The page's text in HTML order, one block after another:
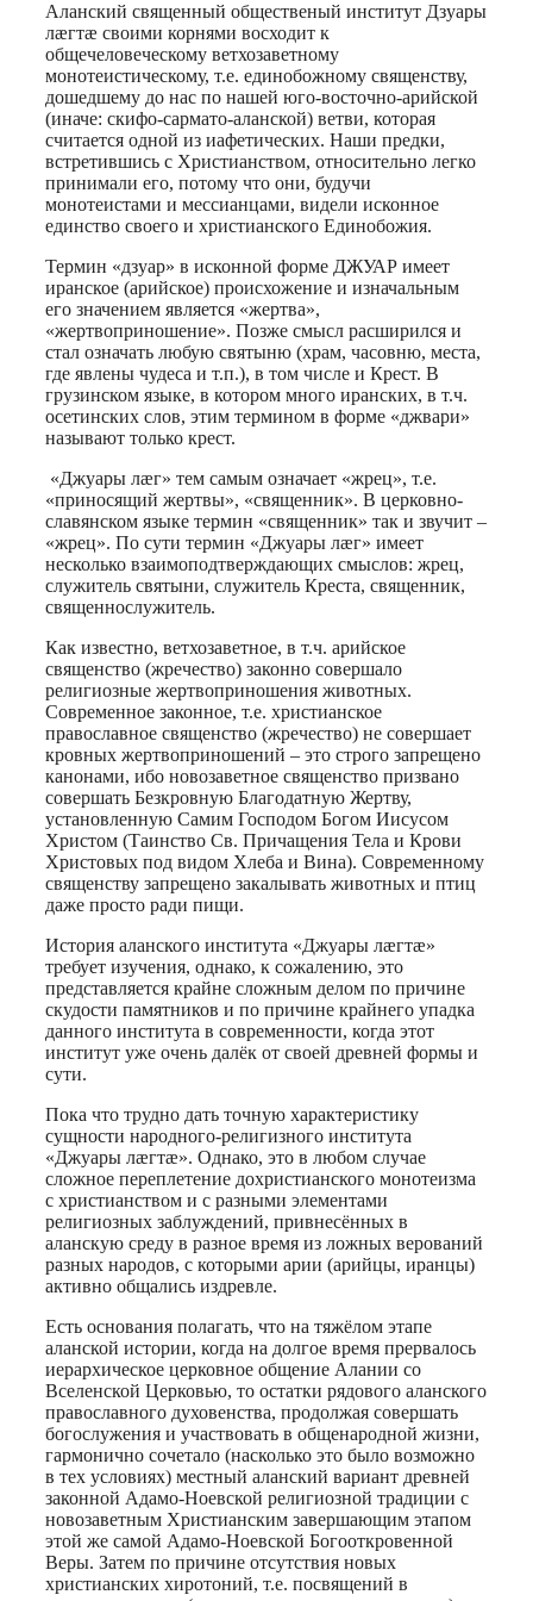
Аланский священный общественый институт Дзуары
лæгтæ своими корнями восходит к
общечеловеческому ветхозаветному
монотеистическому, т.е. единобожному священству,
дошедшему до нас по нашей юго-восточно-арийской
(иначе: скифо-сармато-аланской) ветви, которая
считается одной из иафетических. Наши предки,
встретившись с Христианством, относительно легко
принимали его, потому что они, будучи
монотеистами и мессианцами, видели исконное
единство своего и христианского Единобожия.
Термин «дзуар» в исконной форме ДЖУАР имеет
иранское (арийское) происхожение и изначальным
его значением является «жертва»,
«жертвоприношение». Позже смысл расширился и
стал означать любую святыню (храм, часовню, места,
где явлены чудеса и т.п.), в том числе и Крест. В
грузинском языке, в котором много иранских, в т.ч.
осетинских слов, этим термином в форме «джвари»
называют только крест.
«Джуары лæг» тем самым означает «жрец», т.е.
«приносящий жертвы», «священник». В церковно-
славянском языке термин «священник» так и звучит –
«жрец». По сути термин «Джуары лæг» имеет
несколько взаимоподтверждающих смыслов: жрец,
служитель святыни, служитель Креста, священник,
священнослужитель.
Как известно, ветхозаветное, в т.ч. арийское
священство (жречество) законно совершало
религиозные жертвоприношения животных.
Современное законное, т.е. христианское
православное священство (жречество) не совершает
кровных жертвоприношений – это строго запрещено
канонами, ибо новозаветное священство призвано
совершать Безкровную Благодатную Жертву,
установленную Самим Господом Богом Иисусом
Христом (Таинство Св. Причащения Тела и Крови
Христовых под видом Хлеба и Вина). Современному
священству запрещено закалывать животных и птиц
даже просто ради пищи.
История аланского института «Джуары лæгтæ»
требует изучения, однако, к сожалению, это
представляется крайне сложным делом по причине
скудости памятников и по причине крайнего упадка
данного института в современности, когда этот
институт уже очень далёк от своей древней формы и
сути.
Пока что трудно дать точную характеристику
сущности народного-религизного института
«Джуары лæгтæ». Однако, это в любом случае
сложное переплетение дохристианского монотеизма
с христианством и с разными элементами
религиозных заблуждений, привнесённых в
аланскую среду в разное время из ложных верований
разных народов, с которыми арии (арийцы, иранцы)
активно общались издревле.
Есть основания полагать, что на тяжёлом этапе
аланской истории, когда на долгое время прервалось
иерархическое церковное общение Алании со
Вселенской Церковью, то остатки рядового аланского
православного духовенства, продолжая совершать
богослужения и участвовать в общенародной жизни,
гармонично сочетало (насколько это было возможно
в тех условиях) местный аланский вариант древней
законной Адамо-Ноевской религиозной традиции с
новозаветным Христианским завершающим этапом
этой же самой Адамо-Ноевской Богооткровенной
Веры. Затем по причине отсутствия новых
христианских хиротоний, т.е. посвящений в